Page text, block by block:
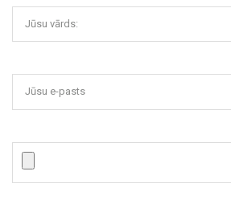
Jūsu vārds:
Jūsu e-pasts